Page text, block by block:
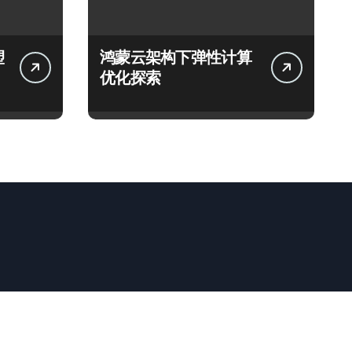
鸿蒙云架构下弹性计算
优化探索